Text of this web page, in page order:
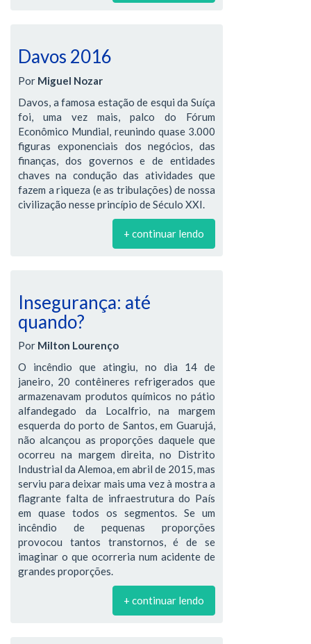
Davos 2016
Por Miguel Nozar
Davos, a famosa estação de esqui da Suíça
foi, uma vez mais, palco do Fórum
Econômico Mundial, reunindo quase 3.000
figuras exponenciais dos negócios, das
finanças, dos governos e de entidades
chaves na condução das atividades que
fazem a riqueza (e as tribulações) de nossa
civilização nesse princípio de Século XXI.
+ continuar lendo
Insegurança: até
quando?
Por Milton Lourenço
O incêndio que atingiu, no dia 14 de
janeiro, 20 contêineres refrigerados que
armazenavam produtos químicos no pátio
alfandegado da Localfrio, na margem
esquerda do porto de Santos, em Guarujá,
não alcançou as proporções daquele que
ocorreu na margem direita, no Distrito
Industrial da Alemoa, em abril de 2015, mas
serviu para deixar mais uma vez à mostra a
flagrante falta de infraestrutura do País
em quase todos os segmentos. Se um
incêndio de pequenas proporções
provocou tantos transtornos, é de se
imaginar o que ocorreria num acidente de
grandes proporções.
+ continuar lendo